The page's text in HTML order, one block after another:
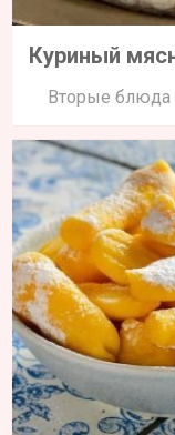
Куриный
Вторые блюда